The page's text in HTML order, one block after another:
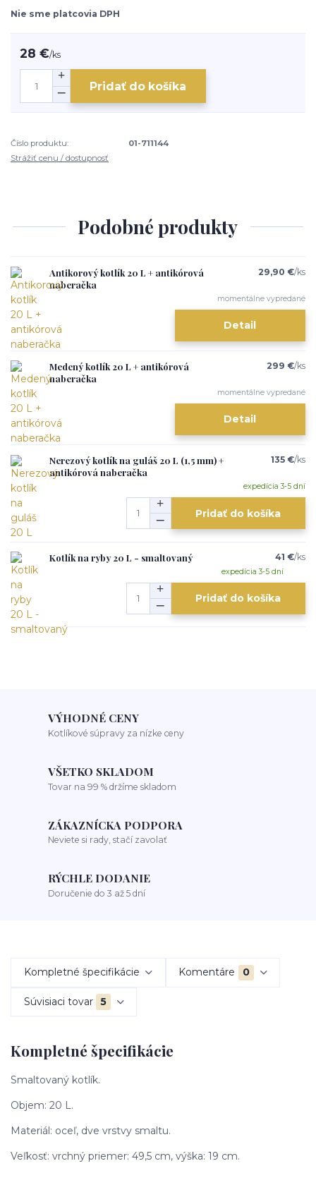
Nie sme platcovia DPH
28 €/ks
Pridať do košíka
Číslo produktu:
01-711144
Strážiť cenu / dostupnosť
Podobné produkty
Antikorový kotlík 20 L + antikórová
naberačka
29,90 €/ks
momentálne vypredané
Detail
Medený kotlík 20 L + antikórová
naberačka
299 €/ks
momentálne vypredané
Detail
Nerezový kotlík na guláš 20 L (1,5 mm) +
antikórová naberačka
135 €/ks
expedícia 3-5 dní
Pridať do košíka
Kotlík na ryby 20 L - smaltovaný 41 €/ks
expedícia 3-5 dní
Pridať do košíka
VÝHODNÉ CENY
Kotlíkové súpravy za nízke ceny
VŠETKO SKLADOM
Tovar na 99 % držíme skladom
ZÁKAZNÍCKA PODPORA
Neviete si rady, stačí zavolať
RÝCHLE DODANIE
Doručenie do 3 až 5 dní
Kompletné špecifikácie Komentáre 0
Súvisiaci tovar 5
Kompletné špecifikácie
Smaltovaný kotlík.
Objem: 20 L.
Materiál: oceľ, dve vrstvy smaltu.
Veľkosť: vrchný priemer: 49,5 cm, výška: 19 cm.